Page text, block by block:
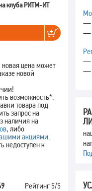
клуба РИТМ-ИТ
новая цена может
новой
возможность*,
товара под
запрос на
наличия на
, либо
акциями.
недоступен к
Рейтинг 5/5
—
—
—
—